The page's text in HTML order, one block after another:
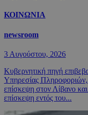
ΚΟΙΝΩΝΙΑ
newsroom
3 Αυγούστου, 2026
Κυβερνητική πηγή
Υπηρεσίας
επίσκεψη στον Λίβανο
επίσκεψη εντός του...